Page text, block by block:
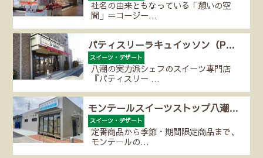
社名の由来ともなっている「憩いの空
間」＝コージー…
パティスリーラキュイッソン（P…
スイーツ・デザート
八潮の実力派シェフのスイーツ専門店
『パティスリー …
モンテールスイーツストップ八潮…
スイーツ・デザート
定番商品から季節・期間限定商品まで、
モンテールの…